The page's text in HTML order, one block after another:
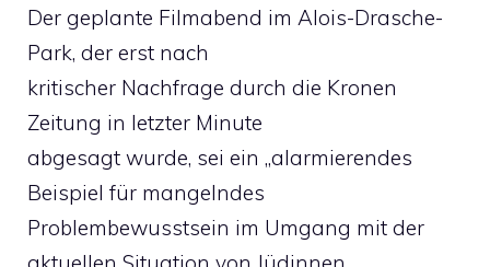
Der geplante Filmabend im Alois-Drasche-
Park, der erst nach
kritischer Nachfrage durch die Kronen
Zeitung in letzter Minute
abgesagt wurde, sei ein „alarmierendes
Beispiel für mangelndes
Problembewusstsein im Umgang mit der